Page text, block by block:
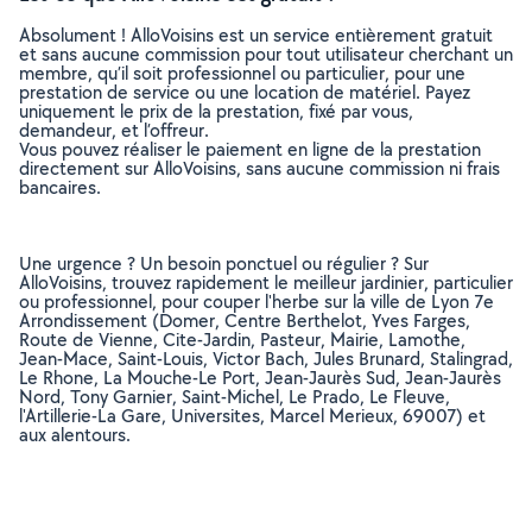
Absolument ! AlloVoisins est un service entièrement gratuit
et sans aucune commission pour tout utilisateur cherchant un
membre, qu’il soit professionnel ou particulier, pour une
prestation de service ou une location de matériel. Payez
uniquement le prix de la prestation, fixé par vous,
demandeur, et l’offreur.
Vous pouvez réaliser le paiement en ligne de la prestation
directement sur AlloVoisins, sans aucune commission ni frais
bancaires.
Une urgence ? Un besoin ponctuel ou régulier ? Sur
AlloVoisins, trouvez rapidement le meilleur jardinier, particulier
ou professionnel, pour couper l'herbe sur la ville de Lyon 7e
Arrondissement (Domer, Centre Berthelot, Yves Farges,
Route de Vienne, Cite-Jardin, Pasteur, Mairie, Lamothe,
Jean-Mace, Saint-Louis, Victor Bach, Jules Brunard, Stalingrad,
Le Rhone, La Mouche-Le Port, Jean-Jaurès Sud, Jean-Jaurès
Nord, Tony Garnier, Saint-Michel, Le Prado, Le Fleuve,
l'Artillerie-La Gare, Universites, Marcel Merieux, 69007) et
aux alentours.